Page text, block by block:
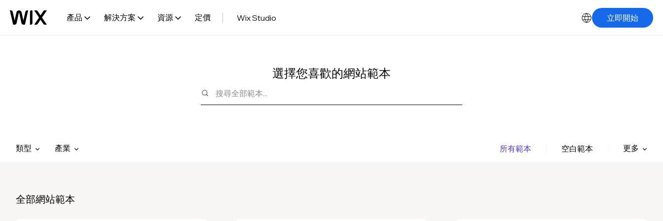
產品 解決方案 資源 定價 Wix Studio 立即開始
選擇您喜歡的網站範本
類型 產業 所有範本 空白範本 更多
全部網站範本